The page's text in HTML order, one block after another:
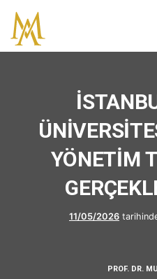
YÖNETİM
11/05/2026
PROF. DR.